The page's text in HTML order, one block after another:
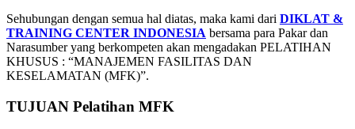
Sehubungan dengan semua hal diatas, maka kami dari DIKLAT &
TRAINING CENTER INDONESIA bersama para Pakar dan
Narasumber yang berkompeten akan mengadakan PELATIHAN
KHUSUS : “MANAJEMEN FASILITAS DAN
KESELAMATAN (MFK)”.
TUJUAN Pelatihan MFK